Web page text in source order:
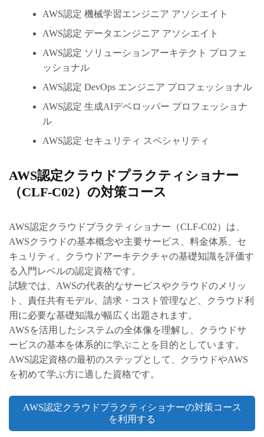
AWS認定 機械学習エンジニア アソシエイト
AWS認定 データエンジニア アソシエイト
AWS認定 ソリューションアーキテクト プロフェ
ッショナル
AWS認定 DevOps エンジニア プロフェッショナル
AWS認定 生成AIデベロッパー プロフェッショナ
ル
AWS認定 セキュリティ スペシャリティ
AWS認定クラウドプラクティショナー
（CLF-C02）の対策コース
AWS認定クラウドプラクティショナー（CLF-C02）は、
AWSクラウドの基本概念や主要サービス、料金体系、セ
キュリティ、クラウドアーキテクチャの基礎知識を評価す
る入門レベルの認定資格です。
試験では、AWSの代表的なサービスやクラウドのメリッ
ト、責任共有モデル、請求・コスト管理など、クラウド利
用に必要な基礎知識が幅広く出題されます。
AWSを活用したシステムの全体像を理解し、クラウドサ
ービスの基本を体系的に学ぶことを目的としています。
AWS認定資格の最初のステップとして、クラウドやAWS
を初めて学ぶ方に適した資格です。
AWS認定クラウドプラクティショナーの対策コース
を利用する